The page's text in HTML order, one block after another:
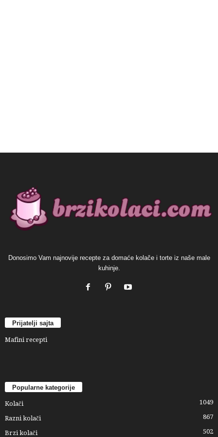
Donosimo Vam najnovije recepte za domaće kolače i torte iz naše male
kuhinje.
Prijatelji sajta
Mafini recepti
Popularne kategorije
Kolači 1049
Razni kolači 867
Brzi kolači 502